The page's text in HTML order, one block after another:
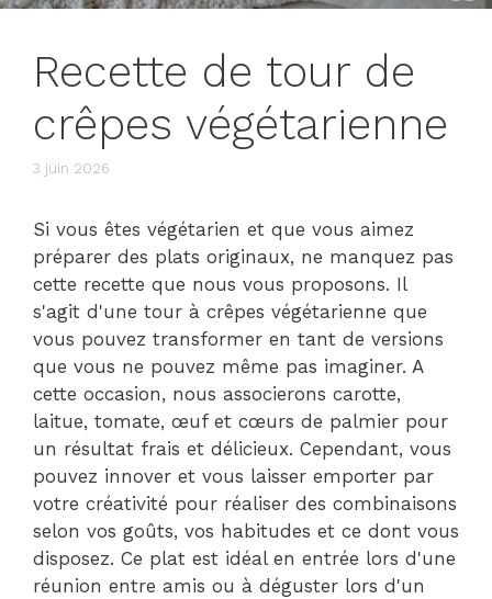
Recette de tour de
crêpes végétarienne
3 juin 2026
Si vous êtes végétarien et que vous aimez
préparer des plats originaux, ne manquez pas
cette recette que nous vous proposons. Il
s'agit d'une tour à crêpes végétarienne que
vous pouvez transformer en tant de versions
que vous ne pouvez même pas imaginer. A
cette occasion, nous associerons carotte,
laitue, tomate, œuf et cœurs de palmier pour
un résultat frais et délicieux. Cependant, vous
pouvez innover et vous laisser emporter par
votre créativité pour réaliser des combinaisons
selon vos goûts, vos habitudes et ce dont vous
disposez. Ce plat est idéal en entrée lors d'une
réunion entre amis ou à déguster lors d'un